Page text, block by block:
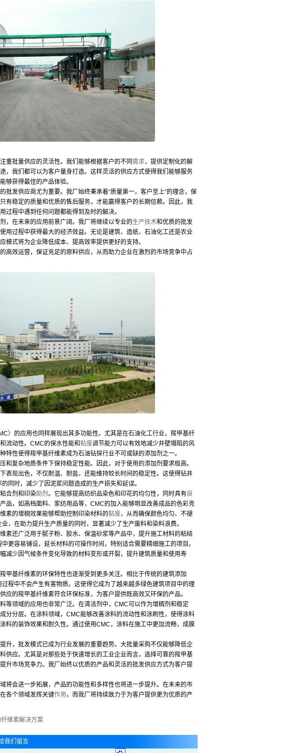
批量供应的灵活性。我们能够根据客户的不同 需求，提供定制化的解
，我们都可以为客户量身打造。这样灵活的供应方式使得我们能够服务
够获得最佳的产品体验。
发供应商尤为重要。我厂始终秉承着“质量第一，客户至上”的理念，保
有稳定的质量和优质的售后服务，才能赢得客户的长期信赖。因此，我
过程中遇到任何问题都能得到及时的解决。
，在未来的应用前景广阔。我厂将继续以专业的生产技术和优质的批发
用过程中获得最大的经济效益。无论是建筑、造纸、石油化工还是农业
式将为企业降低成本、提高效率提供更好的支持。
效运营，保证充足的原料供应，从而助力企业在激烈的市场竞争中占
）的应用也同样展现出其多功能性。尤其是在石油化工行业，羧甲基纤
流动性。CMC的保水性能和粘度调节能力可以有效地减少井壁塌陷的风
特性使得羧甲基纤维素成为石油钻探行业不可或缺的添加剂之一。
复杂地质条件下保持稳定性能。因此，对于使用的添加剂要求极高。
表现出色，不仅耐温、耐盐，还能维持较长时间的稳定性。这使得钻井
同时，减少了因泥浆问题造成的生产损失和延误。
合剂和印染助剂 。它能够提高纺织品染色和印花的均匀性，同时具有 良
品，如高档面料、家纺用品等，CMC的加入能够明显改善成品的色彩亮
素的增稠效果能够帮助控制印染材料的黏度，从而确保颜色均匀、不褪
，在助力提升生产质量的同时，显著减少了生产废料和染料浪费。
素还广泛用于腻子粉、胶水、保温砂浆等产品中，提升施工材料的粘结
更容易铺设，延长材料的可操作时间，特别适合需要精细施工的项目。
减少因气候条件变化导致的材料变形或开裂，提升建筑质量和使用寿
基纤维素的环保特性也逐渐受到更多关注。相比于传统的建筑添加
过程中不会产生有害物质。这使得它成为了越来越多绿色建筑项目中的理
应的羧甲基纤维素符合环保标准，为客户提供既高效又环保的产品。
等领域的应用也非常广泛。在清洁剂中，CMC可以作为增稠剂和稳定
分分层。在涂料领域，CMC能够改善涂料的流动性和涂刷性，使得涂料
料的装饰效果和耐久性。通过使用CMC，涂料在施工中更加流畅，成膜
升，批发模式已成为行业发展的重要趋势。大批量采购不仅能够降低企
供应。尤其是对那些处于快速增长的工业企业而言，选择可靠的羧甲基
升市场竞争力。我厂始终以优质的产品和灵活的批发供应方式为客户提
将会进一步拓展，产品的功能性和多样性也将进一步提升。在未来的市
各个领域发挥关键作用 ，而我厂将持续致力于为客户提供更为优质的产
维素解决方案
我们留言